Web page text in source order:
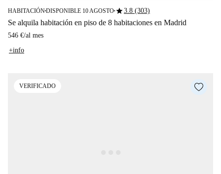
HABITACIÓN■DISPONIBLE 10 AGOSTO■star3.8 (303)
Se alquila habitación en piso de 8 habitaciones en Madrid
546 €/al mes
+info
VERIFICADO